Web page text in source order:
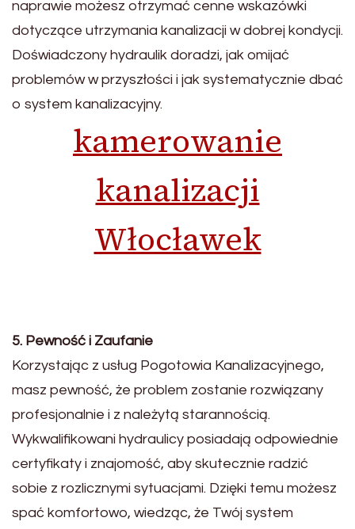
naprawie możesz otrzymać cenne wskazówki
dotyczące utrzymania kanalizacji w dobrej kondycji.
Doświadczony hydraulik doradzi, jak omijać
problemów w przyszłości i jak systematycznie dbać
o system kanalizacyjny.
kamerowanie
kanalizacji
Włocławek
5. Pewność i Zaufanie
Korzystając z usług Pogotowia Kanalizacyjnego,
masz pewność, że problem zostanie rozwiązany
profesjonalnie i z należytą starannością.
Wykwalifikowani hydraulicy posiadają odpowiednie
certyfikaty i znajomość, aby skutecznie radzić
sobie z rozlicznymi sytuacjami. Dzięki temu możesz
spać komfortowo, wiedząc, że Twój system